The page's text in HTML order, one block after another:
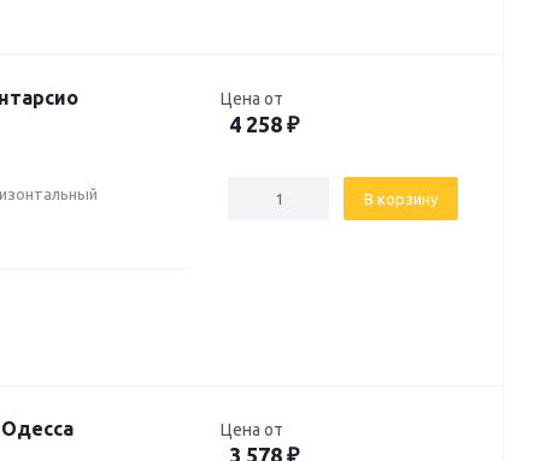
Цена от
4 258 ₽
В корзину
Цена от
3 578 ₽